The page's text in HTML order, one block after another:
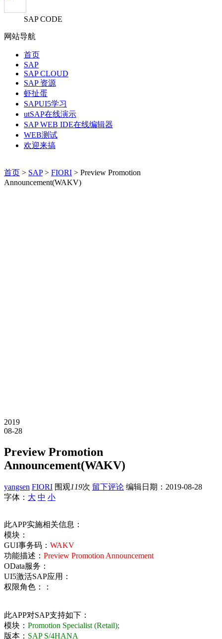
SAP CODE
网站导航
首页
SAP
SAP CLOUD
SAP 资源
虾扯蛋
SAPUI5学习
utSAP在线演示
SAP WEB IDE在线编辑器
WEB测试
欢迎来搞
首页 > SAP> FIORI > Preview Promotion
Announcement(WAKV)
2019
08-28
Preview Promotion
Announcement(WAKV)
yangsen FIORI 围观119次 留下评论 编辑日期： 2019-08-28
字体： 大 中 小
此APP实施相关信息：
模块：
GUI事务码： WAKV
功能描述： Preview Promotion Announcement
OData服务：
UI5激活SAP应用：
权限角色：：
此APP对SAP支持如下：
模块： Promotion Specialist (Retail);
版本： SAP S/4HANA